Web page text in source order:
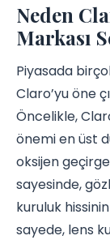
Neden
Markası
Piyasada
Claro’yu öne
Öncelikle,
önemi en üst
oksijen
sayesinde,
kuruluk
sayede, lens